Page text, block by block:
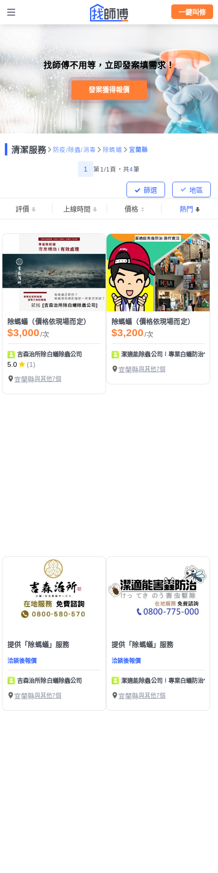
一鍵叫修
找師傅不用等，立即發案填需求！
發案獲得報價
清潔服務 防疫/除蟲/消毒 除螞蟻 宜蘭縣
1 第1/1頁， 共4筆
地區
篩選
評價 上線時間 價格 熱門
除螞蟻（價格依現場而定）
$3,000/次
吉森治所除白蟻除蟲公司
5.0
(1)
宜蘭縣與其他7個
除螞蟻（價格依現場而定）
$3,200/次
潔適能除蟲公司∣專業白蟻防治*居
宜蘭縣與其他7個
提供「除螞蟻」服務
洽談後報價
吉森治所除白蟻除蟲公司
宜蘭縣與其他7個
提供「除螞蟻」服務
洽談後報價
潔適能除蟲公司∣專業白蟻防治*居
宜蘭縣與其他7個